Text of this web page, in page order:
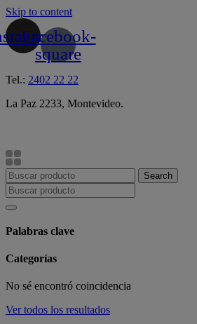
Skip to content
Facebook-
square
Tel.: 2402 22 22
La Paz 2233, Montevideo.
Search
Palabras clave
Categorías
No sé encontró coincidencia
Ver todos los resultados